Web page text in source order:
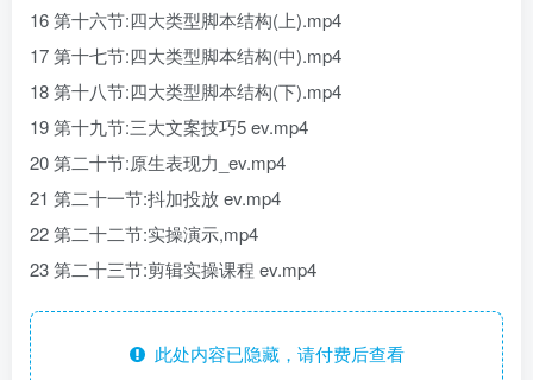
16 第十六节:四大类型脚本结构(上).mp4
17 第十七节:四大类型脚本结构(中).mp4
18 第十八节:四大类型脚本结构(下).mp4
19 第十九节:三大文案技巧5 ev.mp4
20 第二十节:原生表现力_ev.mp4
21 第二十一节:抖加投放 ev.mp4
22 第二十二节:实操演示,mp4
23 第二十三节:剪辑实操课程 ev.mp4
此处内容已隐藏，请付费后查看